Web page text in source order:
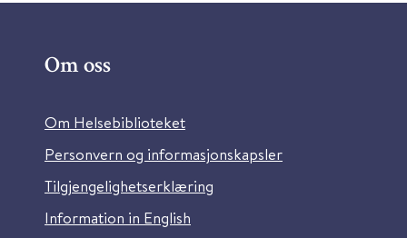
Om oss
Om Helsebiblioteket
Personvern og informasjonskapsler
Tilgjengelighetserklæring
Information in English